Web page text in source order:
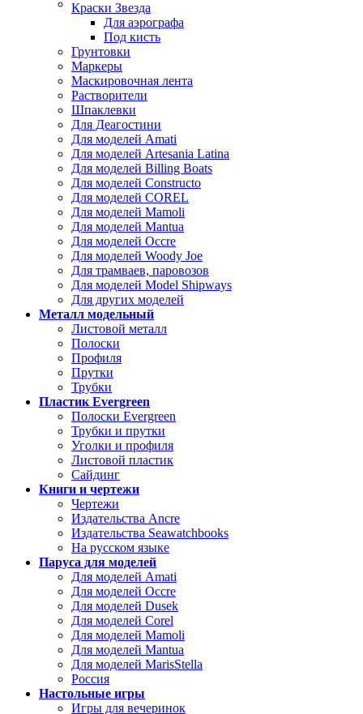
Краски Звезда
Для аэрографа
Под кисть
Грунтовки
Маркеры
Маскировочная лента
Растворители
Шпаклевки
Для Деагостини
Для моделей Amati
Для моделей Artesania Latina
Для моделей Billing Boats
Для моделей Constructo
Для моделей COREL
Для моделей Mamoli
Для моделей Mantua
Для моделей Occre
Для моделей Woody Joe
Для трамваев, паровозов
Для моделей Model Shipways
Для других моделей
Металл модельный
Листовой металл
Полоски
Профиля
Прутки
Трубки
Пластик Evergreen
Полоски Evergreen
Трубки и прутки
Уголки и профиля
Листовой пластик
Сайдинг
Книги и чертежи
Чертежи
Издательства Ancre
Издательства Seawatchbooks
На русском языке
Паруса для моделей
Для моделей Amati
Для моделей Occre
Для моделей Dusek
Для моделей Corel
Для моделей Mamoli
Для моделей Mantua
Для моделей MarisStella
Россия
Настольные игры
Игры для вечеринок